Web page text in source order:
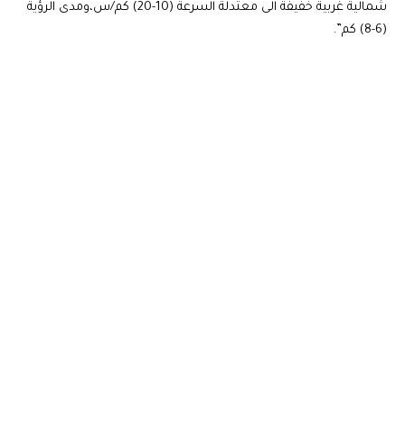
شمالية غربية خفيفة الى معتدلة السرعة (10-20) كم/س،ومدى الرؤية
(6-8) كم”.